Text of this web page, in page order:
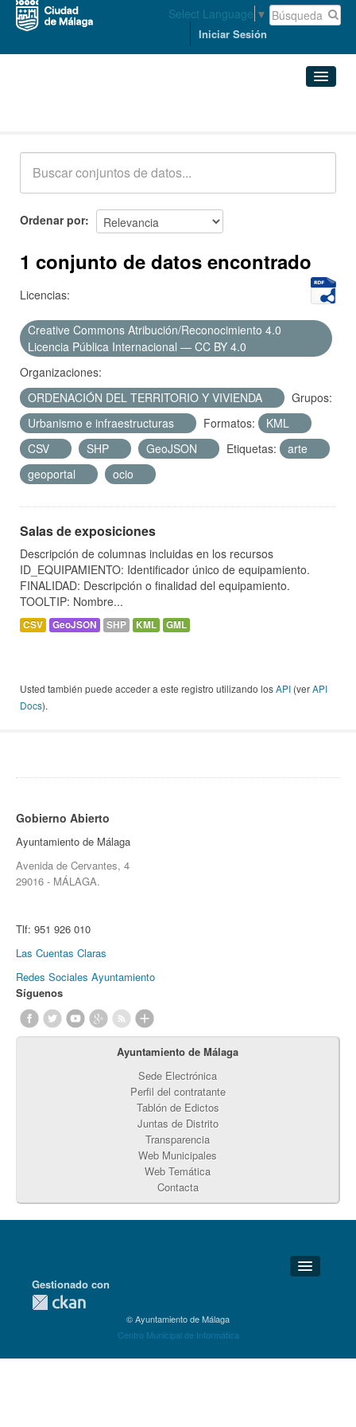
Select Language ▼
Iniciar Sesión
Acerca de
Ordenar por
1 conjunto de datos encontrado
Licencias:
Creative Commons Atribución/Reconocimiento 4.0
Licencia Pública Internacional — CC BY 4.0
Organizaciones:
ORDENACIÓN DEL TERRITORIO Y VIVIENDA
Grupos:
Urbanismo e infraestructuras
Formatos:
KML
CSV
SHP GeoJSON Etiquetas:
arte
geoportal
ocio
Salas de exposiciones
Descripción de columnas incluidas en los recursos
ID_EQUIPAMIENTO: Identificador único de equipamiento.
FINALIDAD: Descripción o finalidad del equipamiento.
TOOLTIP: Nombre...
CSV GeoJSON SHP KML GML
Usted también puede acceder a este registro utilizando losAPI (verAPI
Docs).
Gobierno Abierto
Ayuntamiento de Málaga
Avenida de Cervantes, 4
29016 - MÁLAGA.
Tlf: 951 926 010
Las Cuentas Claras
Redes Sociales Ayuntamiento
Síguenos
Ayuntamiento de Málaga
Sede Electrónica
Perfil del contratante
Tablón de Edictos
Juntas de Distrito
Transparencia
Web Municipales
Web Temática
Contacta
Detalles Técnicos
Gestionado con
© Ayuntamiento de Málaga
Centro Municipal de Informática